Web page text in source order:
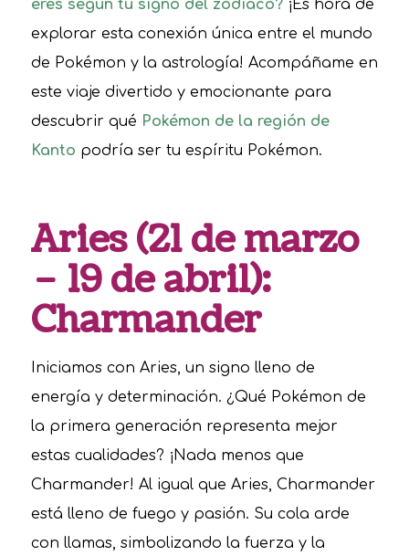
eres según tu signo del zodiaco?¡Es hora de
explorar esta conexión única entre el mundo
de Pokémon y la astrología! Acompáñame en
este viaje divertido y emocionante para
descubrir qué Pokémon de la región de
Kanto podría ser tu espíritu Pokémon.
Aries (21 de marzo
– 19 de abril):
Charmander
Iniciamos con Aries, un signo lleno de
energía y determinación. ¿Qué Pokémon de
la primera generación representa mejor
estas cualidades? ¡Nada menos que
Charmander! Al igual que Aries, Charmander
está lleno de fuego y pasión. Su cola arde
con llamas, simbolizando la fuerza y la